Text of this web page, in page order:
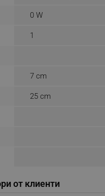
0 W
1
7 cm
25 cm
от клиенти
rlv_